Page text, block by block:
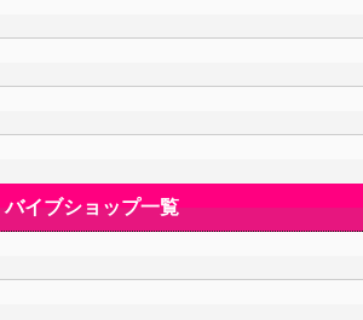
バイブショップ一覧